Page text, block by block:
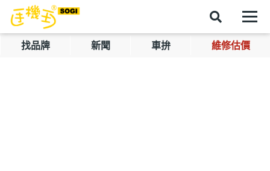
找品牌 新聞 車拚 維修估價